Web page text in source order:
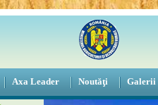
Axa Leader Noutăţi Galerii